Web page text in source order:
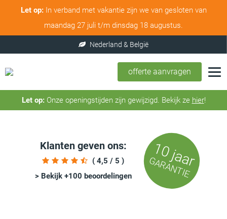
Let op:In verband met vakantie zijn we van gesloten van
maandag 27 juli t/m dinsdag 18 augustus.
offerte aanvragen
Let op:Onze openingstijden zijn gewijzigd. Bekijk ze hier!
Klanten geven ons:
( 4,5 / 5 )
> Bekijk +100 beoordelingen
10 jaar
GARANTIE